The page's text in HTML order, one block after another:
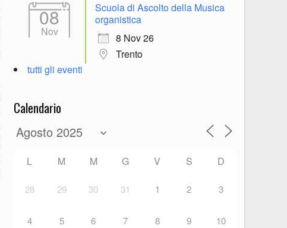
08
Nov
Scuola di Ascolto della Musica
organistica
8 Nov 26
Trento
tutti gli eventi
Calendario
L M M G V S D
28 29 30 31 1 2 3
4 5 6 7 8 9 10